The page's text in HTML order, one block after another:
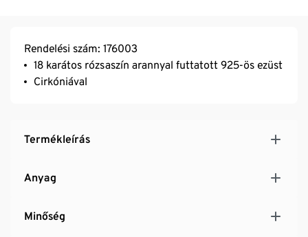
Rendelési szám: 176003
18 karátos rózsaszín arannyal futtatott 925-ös ezüst
Cirkóniával
Termékleírás
Anyag
Minőség